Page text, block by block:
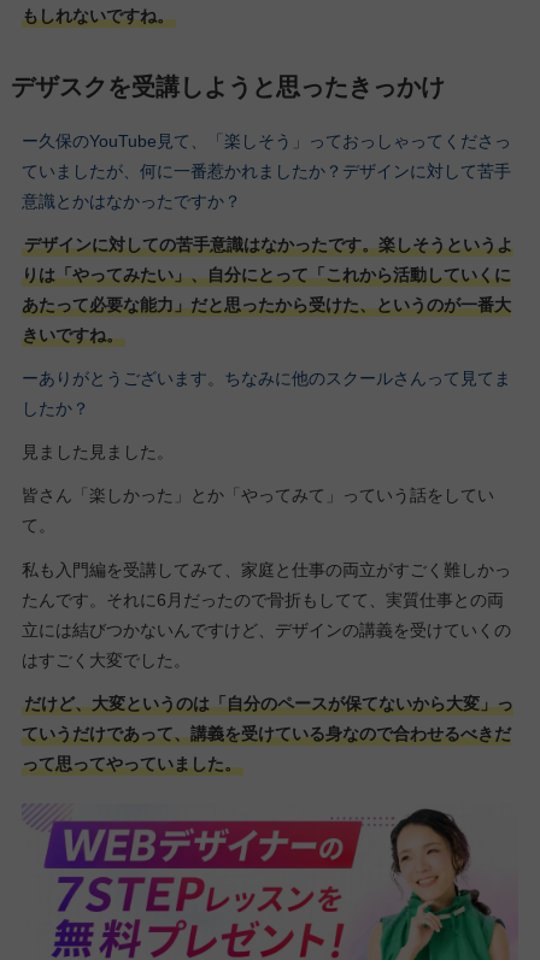
もしれないですね。
デザスクを受講しようと思ったきっかけ
ー久保のYouTube見て、「楽しそう」っておっしゃってくださっ
ていましたが、何に一番惹かれましたか？デザインに対して苦手
意識とかはなかったですか？
デザインに対しての苦手意識はなかったです。楽しそうというよ
りは「やってみたい」、自分にとって「これから活動していくに
あたって必要な能力」だと思ったから受けた、というのが一番大
きいですね。
ーありがとうございます。ちなみに他のスクールさんって見てま
したか？
見ました見ました。
皆さん「楽しかった」とか「やってみて」っていう話をしてい
て。
私も入門編を受講してみて、家庭と仕事の両立がすごく難しかっ
たんです。それに6月だったので骨折もしてて、実質仕事との両
立には結びつかないんですけど、デザインの講義を受けていくの
はすごく大変でした。
だけど、大変というのは「自分のペースが保てないから大変」っ
ていうだけであって、講義を受けている身なので合わせるべきだ
って思ってやっていました。